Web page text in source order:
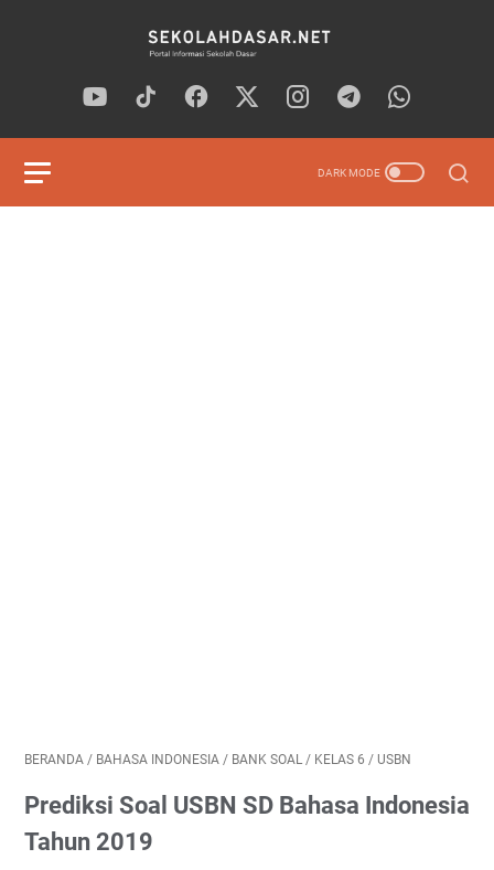
BERANDA / BAHASA INDONESIA / BANK SOAL / KELAS 6 / USBN
Prediksi Soal USBN SD Bahasa Indonesia
Tahun 2019